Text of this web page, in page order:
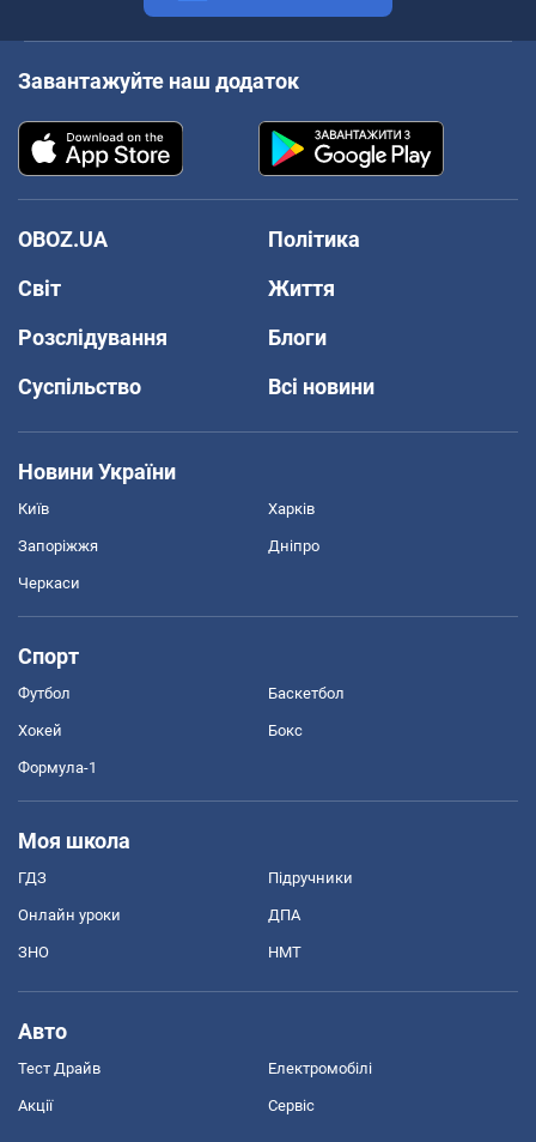
Завантажуйте наш додаток
OBOZ.UA
Політика
Світ
Життя
Розслідування
Блоги
Суспільство
Всі новини
Новини України
Київ Харків
Запоріжжя Дніпро
Черкаси
Спорт
Футбол Баскетбол
Хокей Бокс
Формула-1
Моя школа
ГДЗ Підручники
Онлайн уроки ДПА
ЗНО НМТ
Авто
Тест Драйв Електромобілі
Акції Сервіс